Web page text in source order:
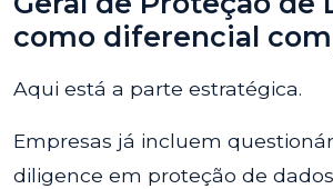
como diferencial
Aqui está a parte estratégica.
Empresas já incluem
diligence em proteção de